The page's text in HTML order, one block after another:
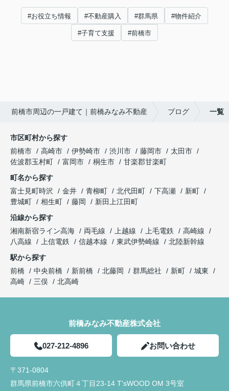
#お役立ち情報 #不動産購入 #群馬県 #物件紹介
#子育て支援 #前橋市
前橋市周辺の一戸建て｜前橋みなみ不動産 ブログ 一覧
市区町村から探す
前橋市
高崎市 伊勢崎市 渋川市 藤岡市
太田市
佐波郡玉村町
富岡市 桐生市
甘楽郡甘楽町
町名から探す
富士見町時沢
金井 青柳町 北代田町 下高瀬
新町
豊城町
相生町 藤岡
新田上江田町
沿線から探す
湘南新宿ライン高海
両毛線 上越線 上毛電鉄
高崎線
八高線
上信電鉄 信越本線 東武伊勢崎線
北陸新幹線
駅から探す
前橋
中央前橋 新前橋 北藤岡 群馬総社 新町
城東
高崎
三俣 北高崎
前橋みなみ不動産株式会社
027-212-4896 お問い合わせ
〒371-0804
群馬県前橋市六供町４丁目23‐14 T'sWOOD OM 3号室